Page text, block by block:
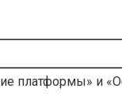
платформы» и